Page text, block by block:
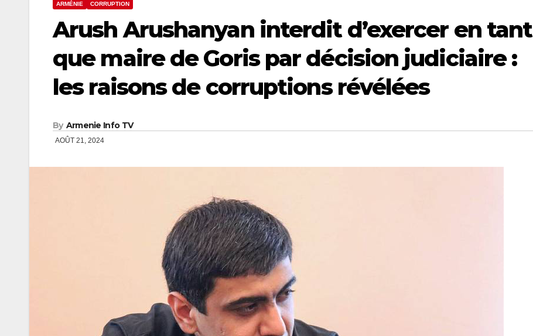
ARMÉNIE CORRUPTION
Arush Arushanyan interdit d’exercer en tant
que maire de Goris par décision judiciaire :
les raisons de corruptions révélées
By Armenie Info TV
AOÛT 21, 2024